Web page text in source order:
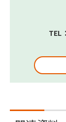
TEL：